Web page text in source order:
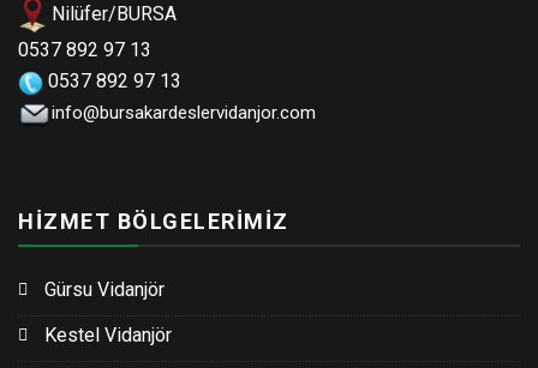
Nilüfer/BURSA
0537 892 97 13
0537 892 97 13
info@bursakardeslervidanjor.com
HİZMET BÖLGELERİMİZ
Gürsu Vidanjör
Kestel Vidanjör